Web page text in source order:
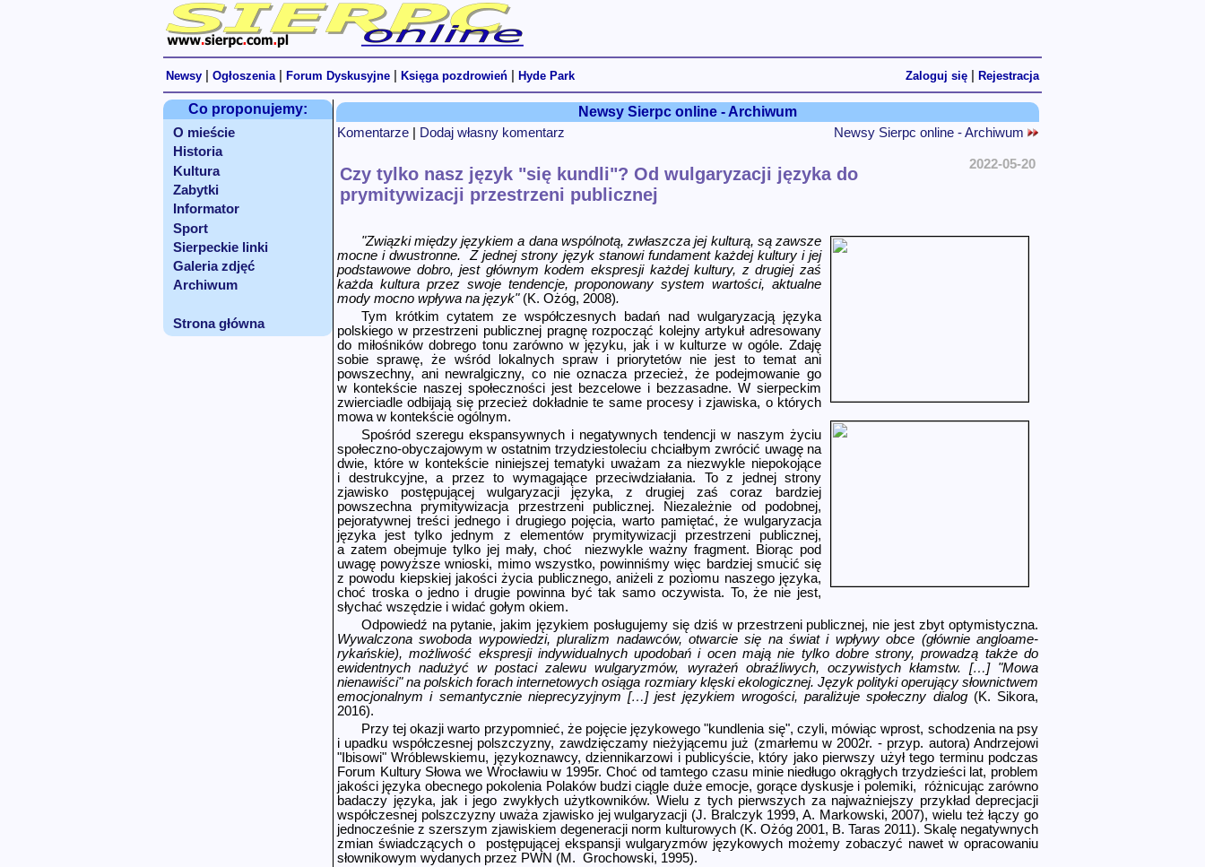
Newsy Ogłoszenia Forum Dyskusyjne Księga pozdrowień Hyde Park Zaloguj się Rejestracja
Co proponujemy:
O mieście
Historia
Kultura
Zabytki
Informator
Sport
Sierpeckie linki
Galeria zdjęć
Archiwum
Strona główna
Newsy Sierpc online - Archiwum
Komentarze Dodaj własny komentarz Newsy Sierpc online - Archiwum
Czy tylko nasz język "się kundli"? Od wulgaryzacji języka do
prymitywizacji przestrzeni publicznej
2022-05-20
"Związki między językiem a dana wspólnotą, zwłaszcza jej kulturą, są zawsze
mocne i dwustronne. Z jednej strony język stanowi fundament każdej kultury i jej
podstawowe dobro, jest głównym kodem ekspresji każdej kultury, z drugiej zaś
każda kultura przez swoje tendencje, proponowany system wartości, aktualne
mody mocno wpływa na język" (K. Ożóg, 2008).
Tym krótkim cytatem ze współczesnych badań nad wulgaryzacją języka
polskiego w przestrzeni publicznej pragnę rozpocząć kolejnyartykuł adresowany
do miłośników dobrego tonu zarówno w języku, jak i w kulturze w ogóle. Zdaję
sobie sprawę, że wśród lokalnych spraw i priorytetów nie jest to temat ani
powszechny, ani newralgiczny, co nie oznacza przecież, że podejmowanie go
w kontekście naszej społeczności jest bezcelowe i bezzasadne. W sierpeckim
zwierciadle odbijają się przecież dokładnie te same procesy i zjawiska, o których
mowa w kontekście ogólnym.
Spośród szeregu ekspansywnych i negatywnych tendencji w naszym życiu
społe­czno-obyczajowym w ostatnim trzydzie­stoleciu chciałbym zwrócić uwagę na
dwie, które w kontekście niniejszej tematyki uważam za niezwykle niepokojące
i destrukcyjne, a przez to wymagające przeciwdziałania. To z jednej strony
zjawisko postępującej wulgaryzacji języka, z drugiej zaś coraz bardziej
powszechna prymitywizacja przestrzeni publicznej. Niezależnie od podobnej,
pejoratywnej treści jednego i drugiego pojęcia, warto pamiętać, że wulgaryzacja
języka jest tylko jednym z elementów prymitywizacji przestrzeni publicznej,
a zatem obejmuje tylko jej mały, choć niezwykle ważny fragment. Biorąc pod
uwagę powyższe wnioski, mimo wszystko, powinniśmy więc bardziej smucić się
z powodu kiepskiej jakości życia publicznego, aniżeli z poziomu naszego języka,
choć troska o jedno i drugie powinna być tak samo oczywista. To, że nie jest,
słychać wszędzie i widać gołym okiem.
Odpowiedź na pytanie, jakim językiem posługujemy się dziś w przestrzeni publicznej, nie jest zbyt optymistyczna.
Wywalczona swoboda wypowiedzi, pluralizm nadawców, otwarcie się na świat i wpływy obce (głównie angloame­
rykańskie), możliwość ekspresji indywidualnych upodobań i ocen mają nie tylko dobre strony, prowadzą także do
ewidentnych nadużyć w postaci zalewu wulgaryzmów, wyrażeń obraźliwych, oczywistych kłamstw. […] "Mowa
nienawiści" na polskich forach internetowych osiąga rozmiary klęski ekologicznej. Język polityki operujący słownictwem
emocjonalnym i semantycznie nieprecyzyjnym […] jest językiem wrogości, paraliżuje społeczny dialog (K. Sikora,
2016).
Przy tej okazji warto przypomnieć, że pojęcie językowego "kundlenia się", czyli, mówiąc wprost, schodzenia na psy
i upadku współczesnej polszczyzny, zawdzięczamy nieżyjącemu już (zmarłemu w 2002r. - przyp. autora) Andrzejowi
"Ibisowi" Wróblewskiemu, językoznawcy, dziennikarzowi i publicyście, który jako pierwszy użył tego terminu podczas
Forum Kultury Słowa we Wrocławiu w 1995r. Choć od tamtego czasu minie niedługo okrągłych trzydzieści lat, problem
jakości języka obecnego pokolenia Polaków budzi ciągle duże emocje, gorące dyskusje i polemiki, różnicując zarówno
badaczy języka, jak i jego zwykłych użytkowników. Wielu z tych pierwszych za najważniejszy przykład deprecjacji
współczesnej polszczyzny uważa zjawisko jej wulgaryzacji (J. Bralczyk 1999, A. Markowski, 2007), wielu też łączy go
jednocześnie z szerszym zjawiskiem degeneracji norm kulturowych (K. Ożóg 2001, B. Taras 2011). Skalę negatywnych
zmian świadczących o postępującej ekspansji wulgaryzmów językowych możemy zobaczyć nawet w opracowaniu
słownikowym wydanych przez PWN (M. Grochowski, 1995).